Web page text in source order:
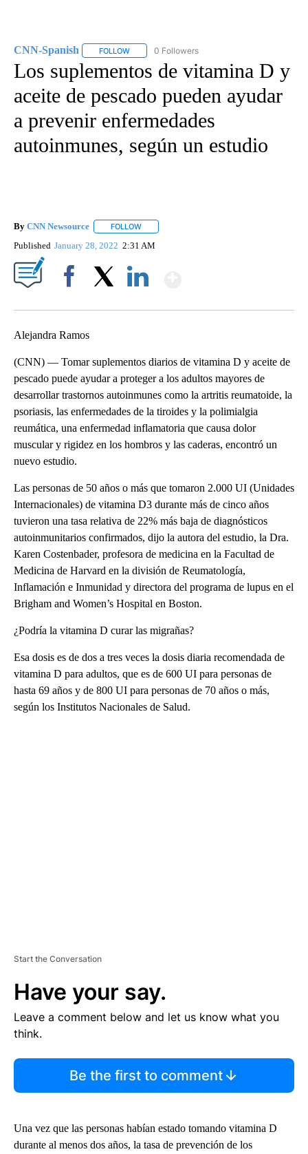
CNN-Spanish FOLLOW FOLLOW "CNN-SPANISH" TO RECEIVE
0 Followers
Los suplementos de vitamina D y
aceite de pescado pueden ayudar
a prevenir enfermedades
autoinmunes, según un estudio
By CNN Newsource FOLLOW
Published January 28, 2022 2:31 AM
Alejandra Ramos
(CNN) — Tomar suplementos diarios de vitamina D y aceite de
pescado puede ayudar a proteger a los adultos mayores de
desarrollar trastornos autoinmunes como la artritis reumatoide, la
psoriasis, las enfermedades de la tiroides y la polimialgia
reumática, una enfermedad inflamatoria que causa dolor
muscular y rigidez en los hombros y las caderas, encontró un
nuevo estudio.
Las personas de 50 años o más que tomaron 2.000 UI (Unidades
Internacionales) de vitamina D3 durante más de cinco años
tuvieron una tasa relativa de 22% más baja de diagnósticos
autoinmunitarios confirmados, dijo la autora del estudio, la Dra.
Karen Costenbader, profesora de medicina en la Facultad de
Medicina de Harvard en la división de Reumatología,
Inflamación e Inmunidad y directora del programa de lupus en el
Brigham and Women’s Hospital en Boston.
¿Podría la vitamina D curar las migrañas?
Esa dosis es de dos a tres veces la dosis diaria recomendada de
vitamina D para adultos, que es de 600 UI para personas de
hasta 69 años y de 800 UI para personas de 70 años o más,
según los Institutos Nacionales de Salud.
Start the Conversation
Have your say.
Leave a comment below and let us know what you
think.
Be the first to comment
Una vez que las personas habían estado tomando vitamina D
durante al menos dos años, la tasa de prevención de los